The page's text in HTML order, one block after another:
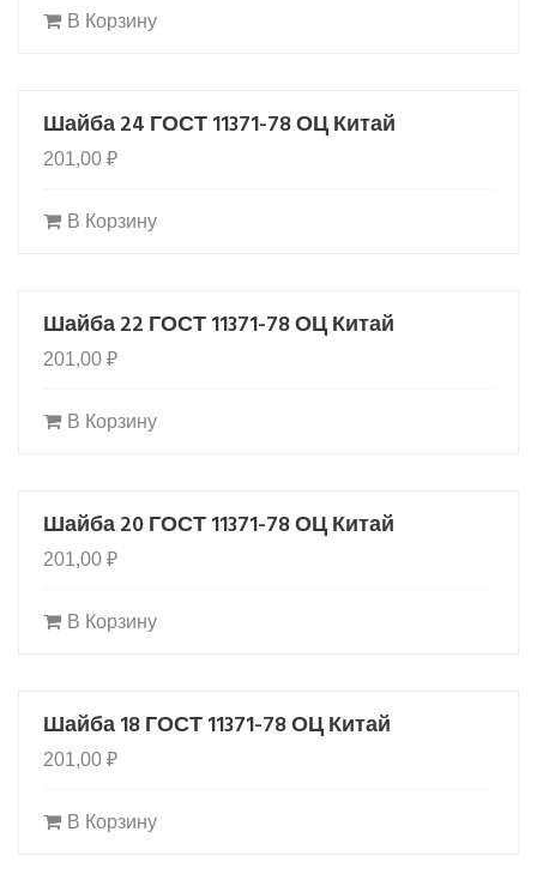
В Корзину
HOT
Шайба 24 ГОСТ 11371-78 ОЦ Китай
201,00 ₽
В Корзину
Шайба 22 ГОСТ 11371-78 ОЦ Китай
201,00 ₽
В Корзину
Шайба 20 ГОСТ 11371-78 ОЦ Китай
201,00 ₽
В Корзину
Шайба 18 ГОСТ 11371-78 ОЦ Китай
201,00 ₽
В Корзину